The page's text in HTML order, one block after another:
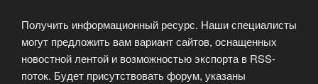
Получить информационный ресурс. Наши специалисты
могут предложить вам вариант сайтов, оснащенных
новостной лентой и возможностью экспорта в RSS-
поток. Будет присутствовать форум, указаны